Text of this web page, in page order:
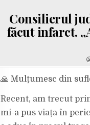
Consilierul
făcut infarct.
🙏 Mulțumesc din
Recent, am trecut
mi-a pus viața în